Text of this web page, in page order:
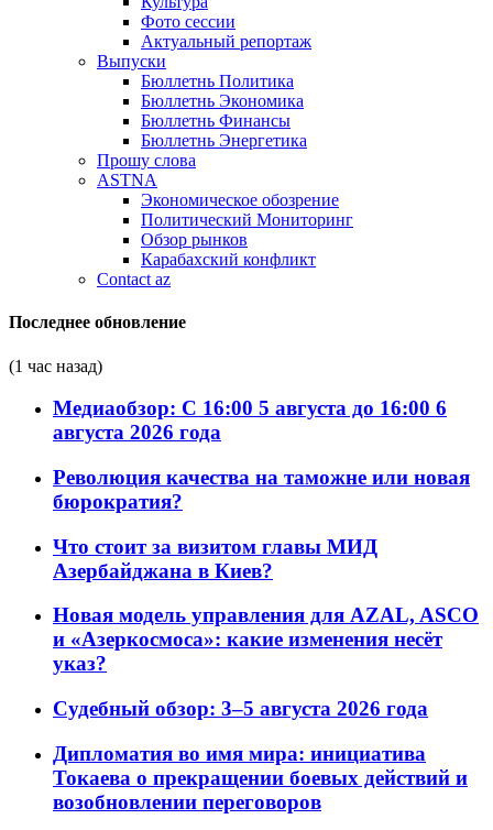
Фото сессии
Актуальный репортаж
Выпуски
Бюллетнь Политика
Бюллетнь Экономика
Бюллетнь Финансы
Бюллетнь Энергетика
Прошу слова
ASTNA
Экономическое обозрение
Политический Мониторинг
Обзор рынков
Карабахский конфликт
Contact az
Последнее обновление
(1 час назад)
Медиаобзор: С 16:00 5 августа до 16:00 6
августа 2026 года
Революция качества на таможне или новая
бюрократия?
Что стоит за визитом главы МИД
Азербайджана в Киев?
Новая модель управления для AZAL, ASCO
и «Азеркосмоса»: какие изменения несёт
указ?
Судебный обзор: 3–5 августа 2026 года
Дипломатия во имя мира: инициатива
Токаева о прекращении боевых действий и
возобновлении переговоров